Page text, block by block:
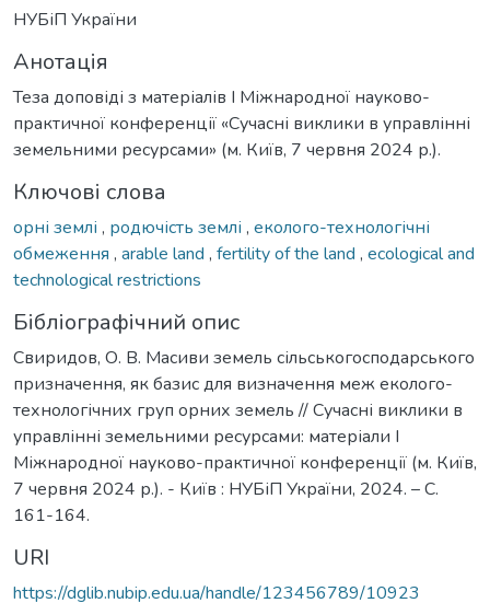
НУБіП України
Анотація
Теза доповіді з матеріалів І Міжнародної науково-
практичної конференції «Сучасні виклики в управлінні
земельними ресурсами» (м. Київ, 7 червня 2024 р.).
Ключові слова
орні землі , родючість землі , еколого-технологічні
обмеження , arable land , fertility of the land , ecological and
technological restrictions
Бібліографічний опис
Свиридов, О. В. Масиви земель сільськогосподарського
призначення, як базис для визначення меж еколого-
технологічних груп орних земель // Сучасні виклики в
управлінні земельними ресурсами: матеріали І
Міжнародної науково-практичної конференції (м. Київ,
7 червня 2024 р.). - Київ : НУБіП України, 2024. – С.
161-164.
URI
https://dglib.nubip.edu.ua/handle/123456789/10923